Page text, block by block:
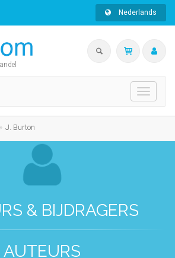
Nederlands
Toggle
J. Burton
& BIJDRAGERS
AUTEURS